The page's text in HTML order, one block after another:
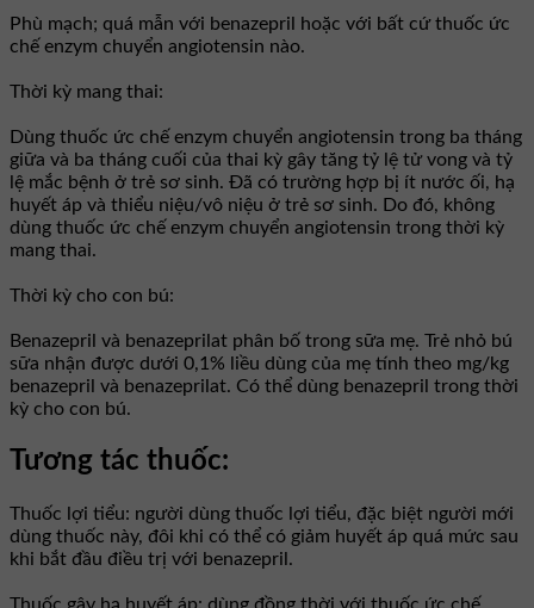
Phù mạch; quá mẫn với benazepril hoặc với bất cứ thuốc ức
chế enzym chuyển angiotensin nào.
Thời kỳ mang thai:
Dùng thuốc ức chế enzym chuyển angiotensin trong ba tháng
giữa và ba tháng cuối của thai kỳ gây tăng tỷ lệ tử vong và tỷ
lệ mắc bệnh ở trẻ sơ sinh. Đã có trường hợp bị ít nước ối, hạ
huyết áp và thiểu niệu/vô niệu ở trẻ sơ sinh. Do đó, không
dùng thuốc ức chế enzym chuyển angiotensin trong thời kỳ
mang thai.
Thời kỳ cho con bú:
Benazepril và benazeprilat phân bố trong sữa mẹ. Trẻ nhỏ bú
sữa nhận được dưới 0,1% liều dùng của mẹ tính theo mg/kg
benazepril và benazeprilat. Có thể dùng benazepril trong thời
kỳ cho con bú.
Tương tác thuốc:
Thuốc lợi tiểu: người dùng thuốc lợi tiểu, đặc biệt người mới
dùng thuốc này, đôi khi có thể có giảm huyết áp quá mức sau
khi bắt đầu điều trị với benazepril.
Thuốc gây hạ huyết áp: dùng đồng thời với thuốc ức chế